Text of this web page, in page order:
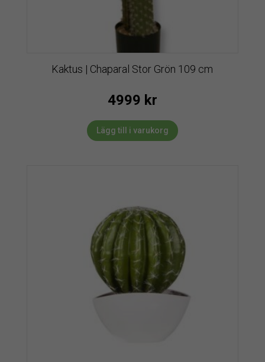
Kaktus | Chaparal Stor Grön 109 cm
4999 kr
Lägg till i varukorg